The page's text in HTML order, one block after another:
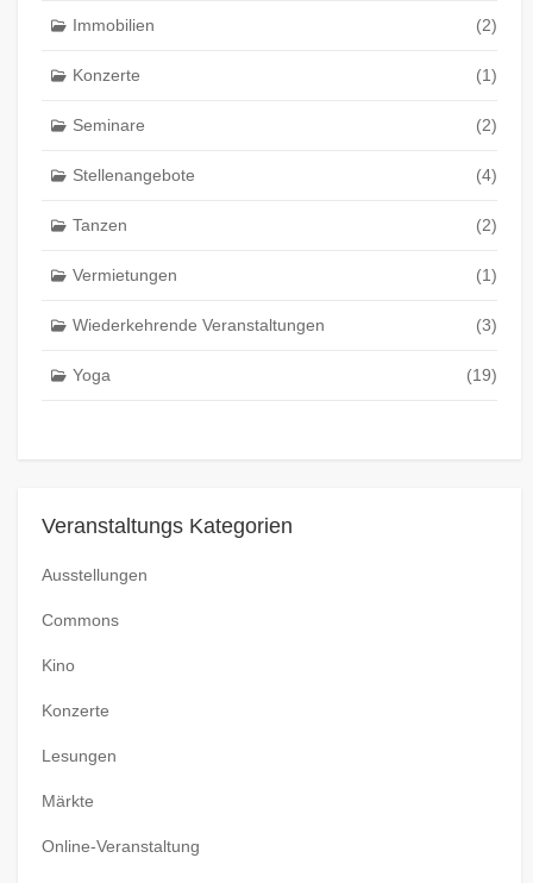
Immobilien (2)
Konzerte (1)
Seminare (2)
Stellenangebote (4)
Tanzen (2)
Vermietungen (1)
Wiederkehrende Veranstaltungen (3)
Yoga (19)
Veranstaltungs Kategorien
Ausstellungen
Commons
Kino
Konzerte
Lesungen
Märkte
Online-Veranstaltung